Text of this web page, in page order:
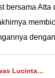
bersama Atta
Lucinta